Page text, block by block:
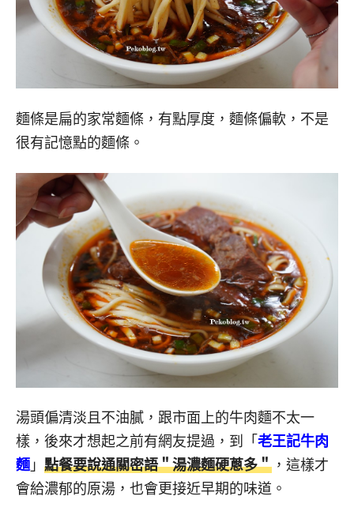
麵條是扁的家常麵條，有點厚度，麵條偏軟，不是
很有記憶點的麵條。
湯頭偏清淡且不油膩，跟市面上的牛肉麵不太一
樣，後來才想起之前有網友提過，到「 老王記牛肉
麵」 點餐要說通關密語＂湯濃麵硬蔥多＂ ，這樣才
會給濃郁的原湯，也會更接近早期的味道。